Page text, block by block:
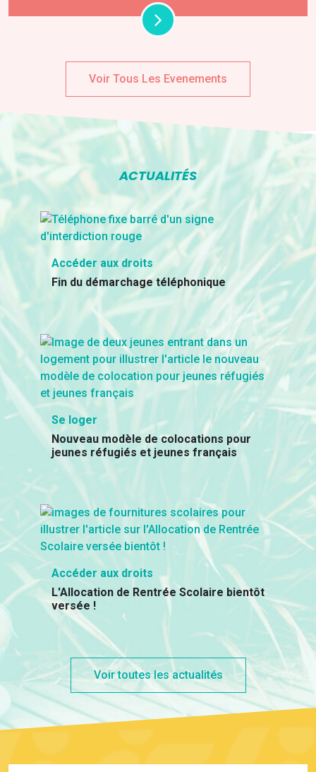
Voir Tous Les Evenements
ACTUALITÉS
Accéder aux droits
Fin du démarchage téléphonique
Se loger
Nouveau modèle de colocations pour
jeunes réfugiés et jeunes français
Accéder aux droits
L'Allocation de Rentrée Scolaire bientôt
versée !
Voir toutes les actualités